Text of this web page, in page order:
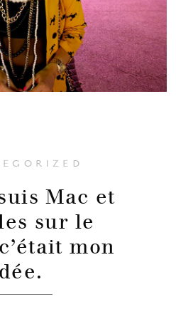
Mac et
sur le
mon